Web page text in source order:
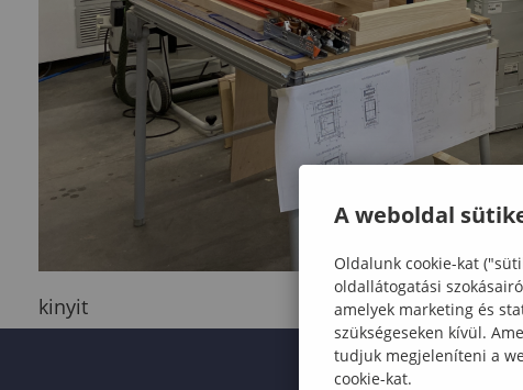
kinyit
A weboldal
Oldalunk cookie-kat
oldallátogatási
amelyek marketing és
szükségeseken kívül.
tudjuk megjeleníteni a
cookie-kat.